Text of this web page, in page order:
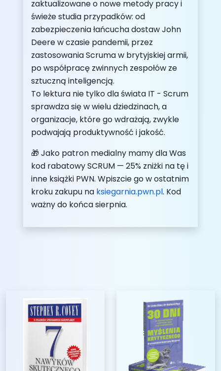
zaktualizowane o nowe metody pracy i
świeże studia przypadków: od
zabezpieczenia łańcucha dostaw John
Deere w czasie pandemii, przez
zastosowania Scruma w brytyjskiej armii,
po współpracę zwinnych zespołów ze
sztuczną inteligencją.
To lektura nie tylko dla świata IT - Scrum
sprawdza się w wielu dziedzinach, a
organizacje, które go wdrażają, zwykle
podwajają produktywność i jakość.
🎁 Jako patron medialny mamy dla Was
kod rabatowy SCRUM — 25% zniżki na tę i
inne książki PWN. Wpiszcie go w ostatnim
kroku zakupu na ksiegarnia.pwn.pl. Kod
ważny do końca sierpnia.